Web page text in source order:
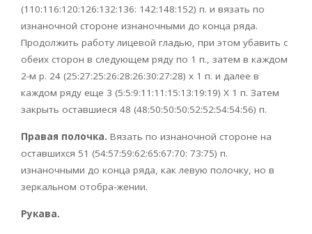
(110:116:120:126:132:136: 142:148:152) п. и вязать по
изнаночной стороне изнаночными до конца ряда.
Продолжить работу лицевой гладью, при этом убавить с
обеих сторон в следующем ряду по 1 п., затем в каждом
2-м р. 24 (25:27:25:26:28:26:30:27:28) х 1 п. и далее в
каждом ряду еще 3 (5:5:9:11:11:15:13:19:19) X 1 п. Затем
закрыть оставшиеся 48 (48:50:50:50:52:52:54:54:56) п.
Правая полочка. Вязать по изнаночной стороне на
оставшихся 51 (54:57:59:62:65:67:70: 73:75) п.
изнаночными до конца ряда, как левую полочку, но в
зеркальном отобра-жении.
Рукава.